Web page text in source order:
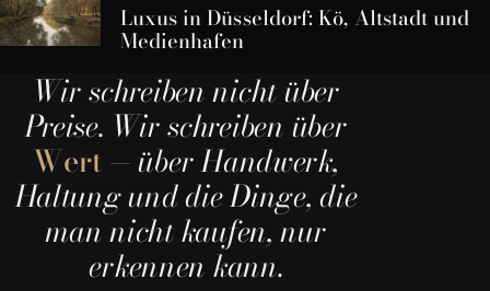
Luxus in Düsseldorf: Kö, Altstadt und
Medienhafen
Wir schreiben nicht über
Preise. Wir schreiben über
Wert— über Handwerk,
Haltung und die Dinge, die
man nicht kaufen, nur
erkennen kann.